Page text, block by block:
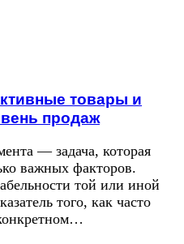
товары и
продаж
— задача, которая
важных факторов.
той или иной
того, как часто